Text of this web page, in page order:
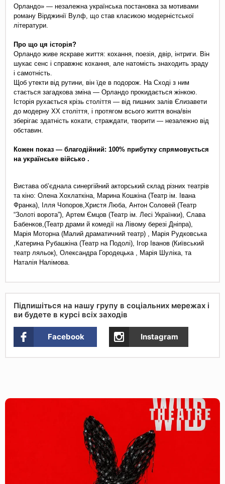
Орландо» — незалежна українська постановка за мотивами
роману Вірджинії Вулф, що став класикою модерністської
літератури.
Про що ця історія?
Орландо живе яскраве життя: кохання, поезія, двір, інтриги. Він
шукає сенс і справжнє кохання, але натомість знаходить зраду
і самотність.
Щоб утекти від рутини, він їде в подорож. На Сході з ним
стається загадкова зміна — Орландо прокидається жінкою.
Історія рухається крізь століття — від пишних залів Єлизавети
до модерну ХХ століття, і протягом всього життя вона/він
зберігає здатність кохати, страждати, творити — незалежно від
обставин.
Кожен показ — благодійний: 100% прибутку спрямовується
на українське військо .
Вистава обʼєднала синергійний акторський склад різних театрів
та кіно: Олена Хохлаткіна, Марина Кошкіна (Театр ім. Івана
Франка), Ілля Чопоров,Христя Люба, Антон Соловей (Театр
“Золоті ворота”), Артем Ємцов (Театр ім. Лесі Українки), Слава
Бабенков,(Театр драми й комедії на Лівому березі Дніпра),
Марія Моторна (Малий драматичний театр) , Марія Рудковська
,Катерина Рубашкіна (Театр на Подолі), Ігор Іванов (Київський
театр ляльок), Олександра Городецька , Марія Шуліка, та
Наталія Налімова.
Підпишіться на нашу групу в соціальних мережах і
ви будете в курсі всіх заходів
Facebook Instagram